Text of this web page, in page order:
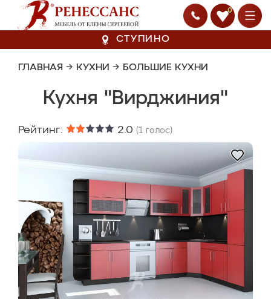
0
СТУПИНО
ГЛАВНАЯ → КУХНИ → БОЛЬШИЕ КУХНИ
Кухня "Вирджиния"
Рейтинг: 2.0 (1 голос)